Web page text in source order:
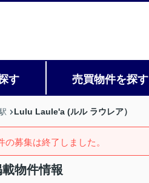
す 売買物件を探す
Lulu Laule'a (ルル ラウレア）
の募集は終了しました。
物件情報